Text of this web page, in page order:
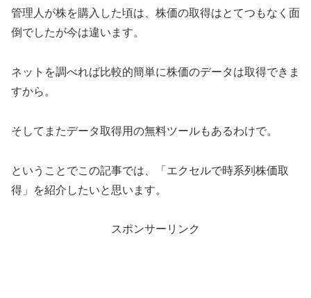
管理人が株を購入した頃は、株価の取得はとてつもなく面
倒でしたが今は違います。
ネットを調べれば比較的簡単に株価のデータは取得できま
すから。
そしてまたデータ取得用の無料ツールもあるわけで。
ということでこの記事では、「エクセルで時系列株価取
得」を紹介したいと思います。
スポンサーリンク